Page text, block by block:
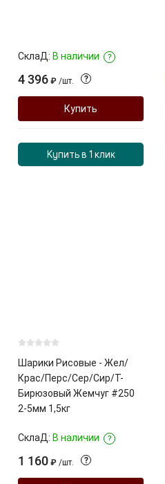
СклаД: В наличии ?
4 396 ₽ /шт. ?
Купить
Купить в 1 клик
Шарики Рисовые - Жел/
Крас/Перс/Сер/Сир/Т-
Бирюзовый Жемчуг #250
2-5мм 1,5кг
СклаД: В наличии ?
1 160 ₽ /шт. ?